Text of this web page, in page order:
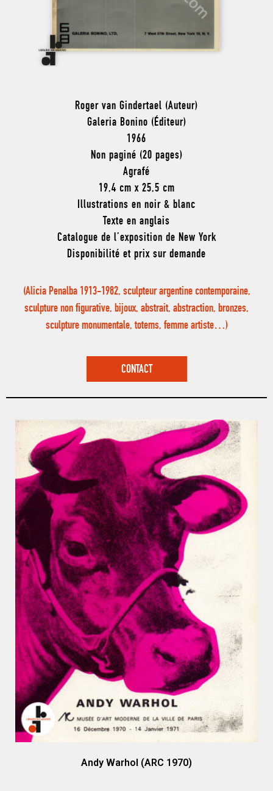
Roger van Gindertael (Auteur)
Galeria Bonino (Éditeur)
1966
Non paginé (20 pages)
Agrafé
19,4 cm x 25,5 cm
Illustrations en noir & blanc
Texte en anglais
Catalogue de l’exposition de New York
Disponibilité et prix sur demande
(Alicia Penalba 1913-1982, sculpteur argentine contemporaine,
sculpture non figurative, bijoux, abstrait, abstraction, bronzes,
sculpture monumentale, totems, femme artiste…)
CONTACT
Andy Warhol (ARC 1970)